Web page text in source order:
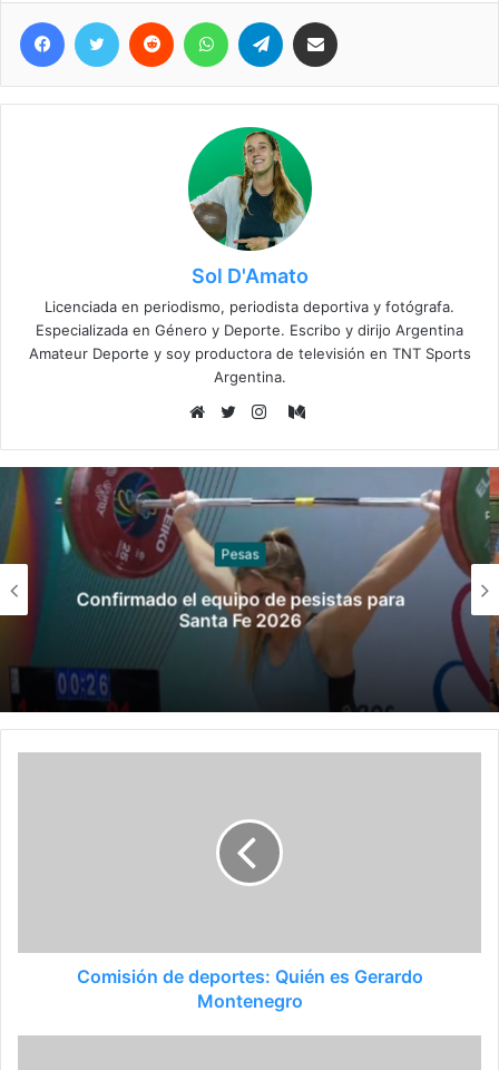
Facebook
Twitter Reddit WhatsAppTelegram
Sol D'Amato
Licenciada en periodismo, periodista deportiva y fotógrafa.
Especializada en Género y Deporte. Escribo y dirijo Argentina
Amateur Deporte y soy productora de televisión en TNT Sports
Argentina.
web
Medium
Sóftbol
Los seleccionados de sóftbol tienen los
convocados para los Juegos
Suramericanos 2026
Comisión de deportes: Quién es Gerardo
Montenegro